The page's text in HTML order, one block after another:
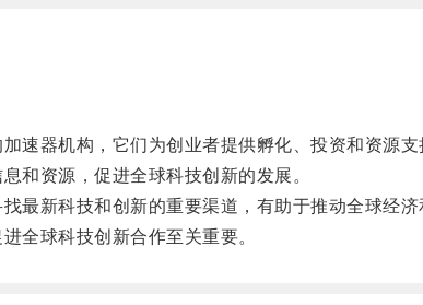
器机构，它们为创业者提供孵化、投资和资源支
资源，促进全球科技创新的发展。
新科技和创新的重要渠道，有助于推动全球经济
球科技创新合作至关重要。